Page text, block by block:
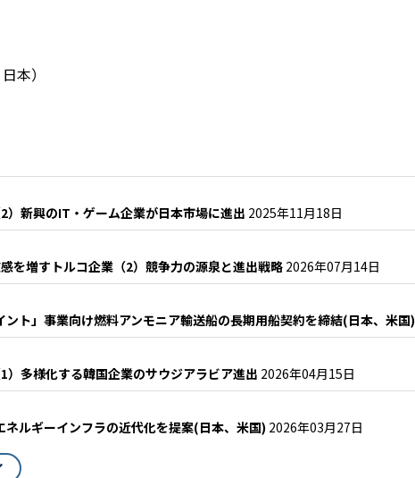
本）
）新興のIT・ゲーム企業が日本市場に進出 2025年11月18日
を増すトルコ企業（2）競争力の源泉と進出戦略 2026年07月14日
ント」事業向け燃料アンモニア輸送船の長期用船契約を締結(日本、米国)
）多様化する韓国企業のサウジアラビア進出 2026年04月15日
ネルギーインフラの近代化を提案(日本、米国) 2026年03月27日